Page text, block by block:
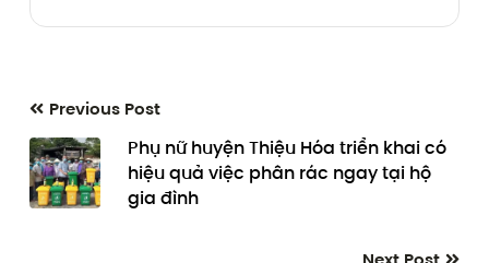
Previous Post
Phụ nữ huyện Thiệu Hóa triển khai có
hiệu quả việc phân rác ngay tại hộ
gia đình